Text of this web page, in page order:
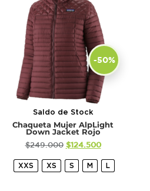
-50%
Saldo de Stock
Chaqueta Mujer AlpLight
Down Jacket Rojo
$249.000 $124.500
XXS XS S M L